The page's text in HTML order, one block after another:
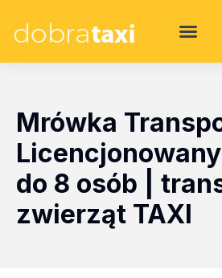
Mrówka
do 8 osób |
zwierząt TAXI